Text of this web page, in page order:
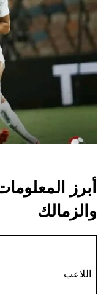
أبرز
والزمالك
اللاعب